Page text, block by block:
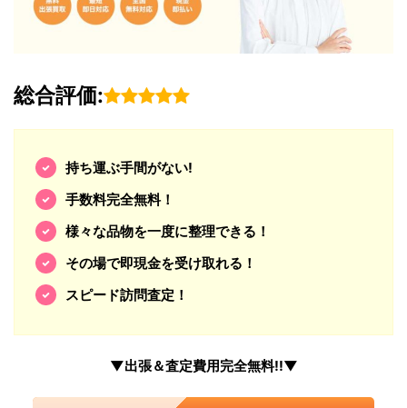
総合評価:
持ち運ぶ手間がない!
手数料完全無料！
様々な品物を一度に整理できる！
その場で即現金を受け取れる！
スピード訪問査定！
▼出張＆査定費用完全無料!!▼